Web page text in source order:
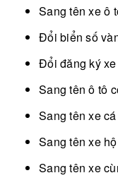
Sang tên xe ô
Đổi biển số
Đổi đăng ký
Sang tên ô tô
Sang tên xe
Sang tên xe
Sang tên xe